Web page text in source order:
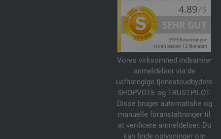
Vores virksomhed indsamler
anmeldelser via de
uafhængige tjenesteudbydere
SHOPVOTE og TRUSTPILOT.
Disse bruger automatiske og
manuelle foranstaltninger til
at verificere anmeldelser. Du
kan finde oplysninger om